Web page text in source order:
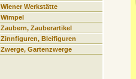
Wiener Werkstätte
Wimpel
Zaubern, Zauberartikel
Zinnfiguren, Bleifiguren
Zwerge, Gartenzwerge